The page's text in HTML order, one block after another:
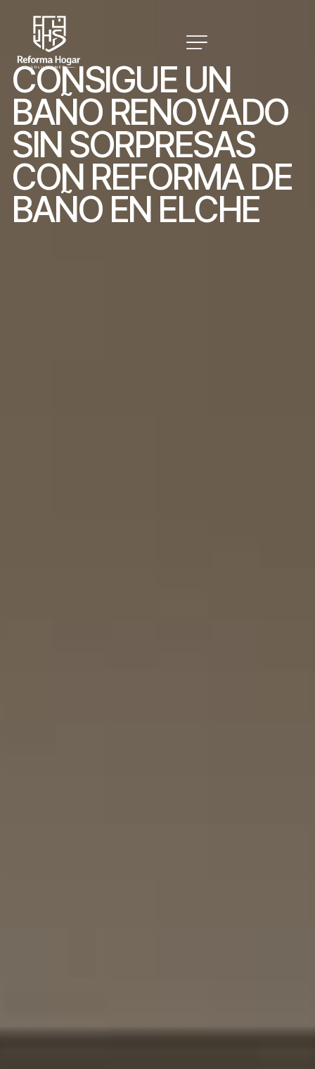
CONSIGUE UN
BAÑO RENOVADO
SIN SORPRESAS
CON REFORMA DE
BAÑO EN ELCHE